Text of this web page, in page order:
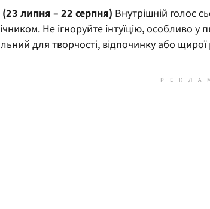
липня – 22 серпня) Внутрішній голос
Не ігноруйте інтуїцію, особливо у
для творчості, відпочинку або